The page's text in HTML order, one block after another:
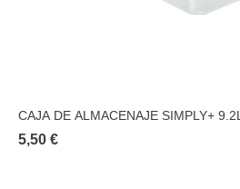
CAJA DE ALMACENAJE SIMPLY+ 9.2L
5,50 €